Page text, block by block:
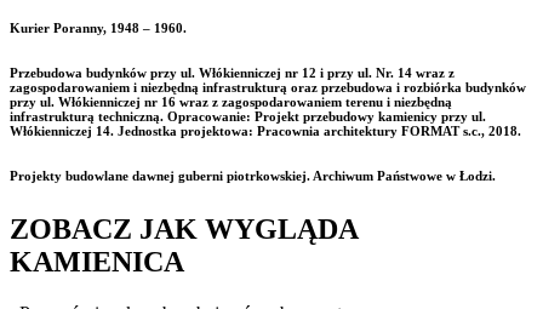
Kurier Poranny, 1948 – 1960.
Przebudowa budynków przy ul. Włókienniczej nr 12 i przy ul. Nr. 14 wraz z
zagospodarowaniem i niezbędną infrastrukturą oraz przebudowa i rozbiórka budynków
przy ul. Włókienniczej nr 16 wraz z zagospodarowaniem terenu i niezbędną
infrastrukturą techniczną. Opracowanie: Projekt przebudowy kamienicy przy ul.
Włókienniczej 14. Jednostka projektowa: Pracownia architektury FORMAT s.c., 2018.
Projekty budowlane dawnej guberni piotrkowskiej. Archiwum Państwowe w Łodzi.
ZOBACZ JAK WYGLĄDA
KAMIENICA